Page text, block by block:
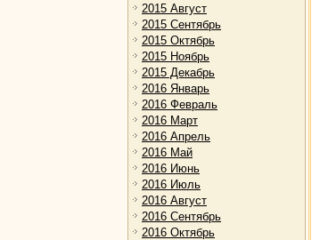
2015 Август
2015 Сентябрь
2015 Октябрь
2015 Ноябрь
2015 Декабрь
2016 Январь
2016 Февраль
2016 Март
2016 Апрель
2016 Май
2016 Июнь
2016 Июль
2016 Август
2016 Сентябрь
2016 Октябрь